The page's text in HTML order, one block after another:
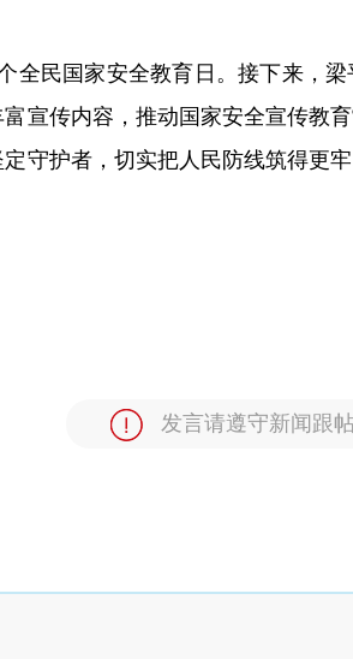
全民国家安全教育日。接下来，
宣传内容，推动国家安全宣传教
守护者，切实把人民防线筑得更
发言请遵守新闻跟